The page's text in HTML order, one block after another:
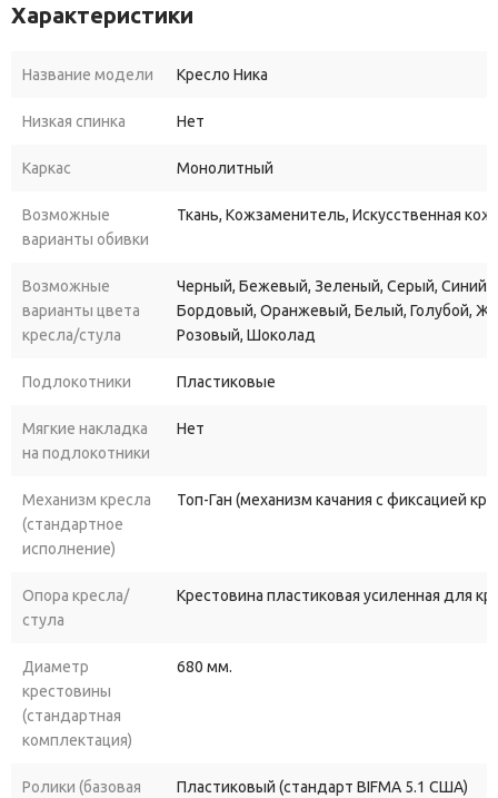
поддерживает позвоночник, снижая нагрузку на спину, а
Обивка изготовлена из высококачественных материалов,
пользователя, а встроенный механизм качания обеспечивает
полиуретановыми колесами (доп. опция) обеспечивают мягкое
поверхность.
Кресло руководителя “Ника Стандарт” станет отличным
своего владельца. Разумная цена и высокое качество делают
Характеристики
Название модели Кресло Ника
Низкая спинка Нет
Каркас Монолитный
Возможные
варианты обивки
Ткань, Кожзаменитель, Искусственная
Возможные
варианты цвета
кресла/стула
Черный, Бежевый, Зеленый, Серый, Синий,
Бордовый, Оранжевый, Белый, Голубой,
Розовый, Шоколад
Подлокотники Пластиковые
Мягкие накладка
на подлокотники
Нет
Механизм кресла
(стандартное
исполнение)
Топ-Ган (механизм качания с фиксацией
Опора кресла/
стула
Крестовина пластиковая усиленная для
Диаметр
крестовины
(стандартная
комплектация)
680 мм.
Ролики (базовая
Пластиковый (стандарт BIFMA 5.1 США)